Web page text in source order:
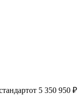
от 5 350 950 ₽